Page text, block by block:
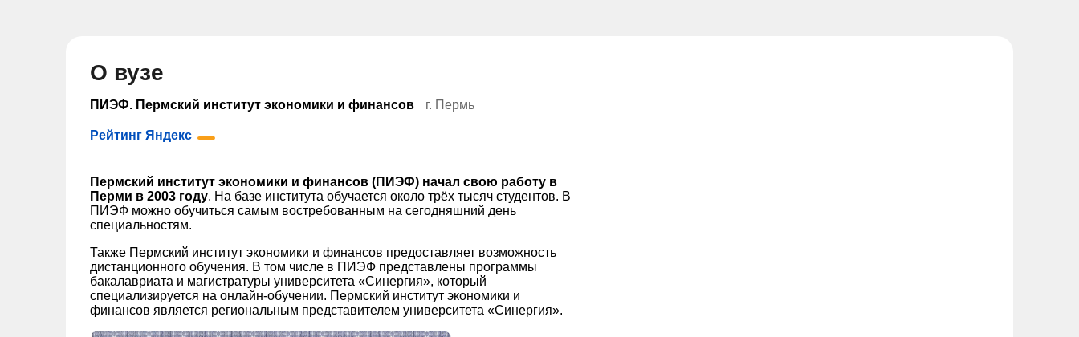
О вузе
ПИЭФ. Пермский институт экономики и финансов г. Пермь
Рейтинг Яндекс
Пермский институт экономики и финансов (ПИЭФ) начал свою работу в
Перми в 2003 году. На базе института обучается около трёх тысяч студентов. В
ПИЭФ можно обучиться самым востребованным на сегодняшний день
специальностям.
Также Пермский институт экономики и финансов предоставляет возможность
дистанционного обучения. В том числе в ПИЭФ представлены программы
бакалавриата и магистратуры университета «Синергия», который
специализируется на онлайн-обучении. Пермский институт экономики и
финансов является региональным представителем университета «Синергия».